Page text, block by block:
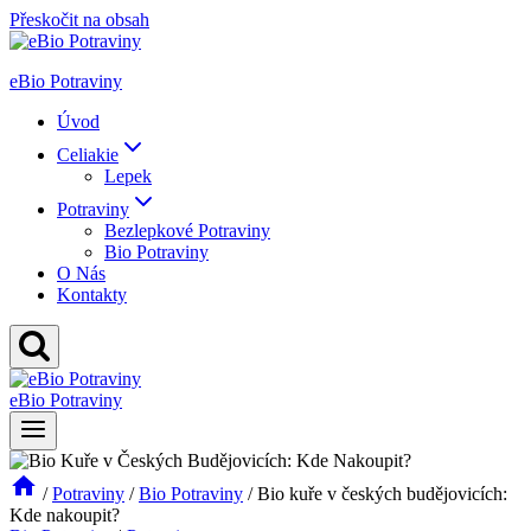
Přeskočit na obsah
eBio Potraviny
Úvod
Celiakie
Lepek
Potraviny
Bezlepkové Potraviny
Bio Potraviny
O Nás
Kontakty
eBio Potraviny
/ Potraviny / Bio Potraviny / Bio kuře v českých budějovicích:
Kde nakoupit?